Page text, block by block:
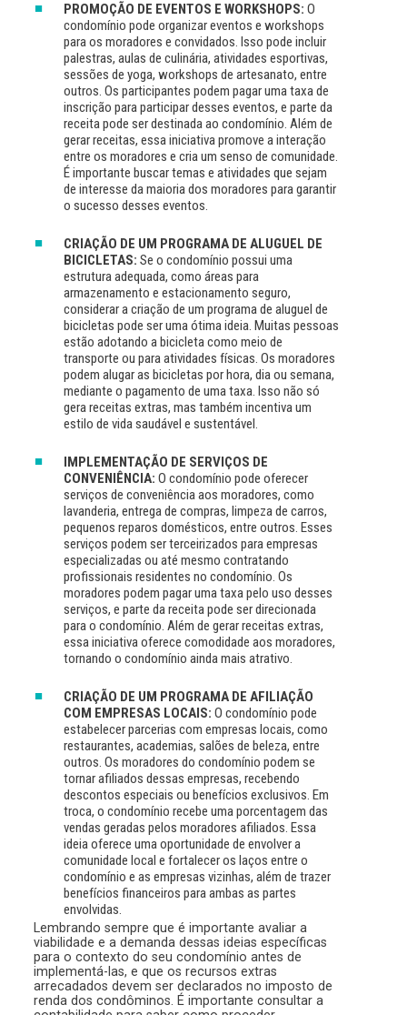
PROMOÇÃO DE EVENTOS E WORKSHOPS:O
condomínio pode organizar eventos e workshops
para os moradores e convidados. Isso pode incluir
palestras, aulas de culinária, atividades esportivas,
sessões de yoga, workshops de artesanato, entre
outros. Os participantes podem pagar uma taxa de
inscrição para participar desses eventos, e parte da
receita pode ser destinada ao condomínio. Além de
gerar receitas, essa iniciativa promove a interação
entre os moradores e cria um senso de comunidade.
É importante buscar temas e atividades que sejam
de interesse da maioria dos moradores para garantir
o sucesso desses eventos.
CRIAÇÃO DE UM PROGRAMA DE ALUGUEL DE
BICICLETAS:Se o condomínio possui uma
estrutura adequada, como áreas para
armazenamento e estacionamento seguro,
considerar a criação de um programa de aluguel de
bicicletas pode ser uma ótima ideia. Muitas pessoas
estão adotando a bicicleta como meio de
transporte ou para atividades físicas. Os moradores
podem alugar as bicicletas por hora, dia ou semana,
mediante o pagamento de uma taxa. Isso não só
gera receitas extras, mas também incentiva um
estilo de vida saudável e sustentável.
IMPLEMENTAÇÃO DE SERVIÇOS DE
CONVENIÊNCIA:O condomínio pode oferecer
serviços de conveniência aos moradores, como
lavanderia, entrega de compras, limpeza de carros,
pequenos reparos domésticos, entre outros. Esses
serviços podem ser terceirizados para empresas
especializadas ou até mesmo contratando
profissionais residentes no condomínio. Os
moradores podem pagar uma taxa pelo uso desses
serviços, e parte da receita pode ser direcionada
para o condomínio. Além de gerar receitas extras,
essa iniciativa oferece comodidade aos moradores,
tornando o condomínio ainda mais atrativo.
CRIAÇÃO DE UM PROGRAMA DE AFILIAÇÃO
COM EMPRESAS LOCAIS:O condomínio pode
estabelecer parcerias com empresas locais, como
restaurantes, academias, salões de beleza, entre
outros. Os moradores do condomínio podem se
tornar afiliados dessas empresas, recebendo
descontos especiais ou benefícios exclusivos. Em
troca, o condomínio recebe uma porcentagem das
vendas geradas pelos moradores afiliados. Essa
ideia oferece uma oportunidade de envolver a
comunidade local e fortalecer os laços entre o
condomínio e as empresas vizinhas, além de trazer
benefícios financeiros para ambas as partes
envolvidas.
Lembrando sempre que é importante avaliar a
viabilidade e a demanda dessas ideias específicas
para o contexto do seu condomínio antes de
implementá-las, e que os recursos extras
arrecadados devem ser declarados no imposto de
renda dos condôminos. É importante consultar a